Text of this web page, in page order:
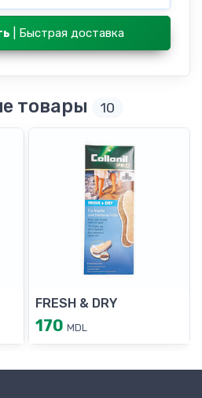
| Быстрая доставка
товары 10
FRESH & DRY
170 MDL